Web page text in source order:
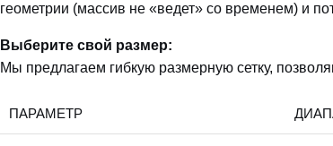
геометрии (массив не «ведет» со временем) и
Выберите свой размер:
Мы предлагаем гибкую размерную сетку,
ПАРАМЕТР